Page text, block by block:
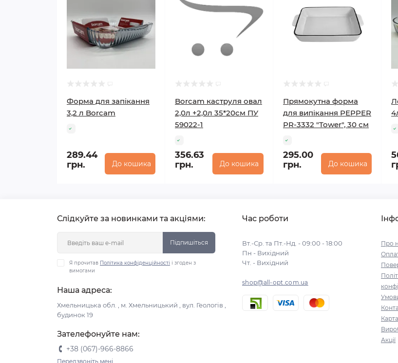
Форма для запікання
3,2 л Borcam
289.44
грн.
До кошика
Borcam каструля овал
2,0л +2,0л 35*20см ПУ
59022-1
356.63
грн.
До кошика
Прямокутна форма
для випікання PEPPER
PR-3332 "Tower", 30 см
295.00
грн.
До кошика
Слідкуйте за новинками та акціями:
Підпишіться
Я прочитав Політика конфіденційності і згоден з
вимогами
Наша адреса:
Хмельницька обл. , м. Хмельницький , вул. Геологів ,
будинок 19
Зателефонуйте нам:
+38 (067)-966-8866
Передзвоніть мені
Час роботи
Вт.-Ср. та Пт.-Нд. - 09:00 - 18:00
Пн - Вихідний
Чт. - Вихідний
shop@all-opt.com.ua
Про
Акції